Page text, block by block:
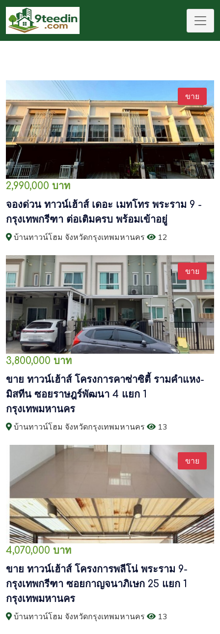
ขาย
2,990,000 บาท
จองด่วน ทาวน์เฮ้าส์ เดอะ เมทโทร พระราม 9 -
กรุงเทพกรีฑา ต่อเติมครบ พร้อมเข้าอยู่
บ้านทาวน์โฮม จังหวัดกรุงเทพมหานคร 12
ขาย
3,800,000 บาท
ขาย ทาวน์เฮ้าส์ โครงการคาซ่าซิตี้ รามคำแหง-
มิสทีน ซอยราษฎร์พัฒนา 4 แยก 1
กรุงเทพมหานคร
บ้านทาวน์โฮม จังหวัดกรุงเทพมหานคร 13
ขาย
4,070,000 บาท
ขาย ทาวน์เฮ้าส์ โครงการพลีโน่ พระราม 9-
กรุงเทพกรีฑา ซอยกาญจนาภิเษก 25 แยก 1
กรุงเทพมหานคร
บ้านทาวน์โฮม จังหวัดกรุงเทพมหานคร 13